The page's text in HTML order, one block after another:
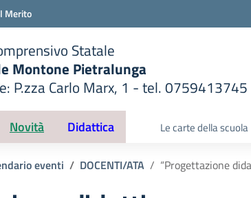
Merito
Statale
Montone Pietralunga
P.zza Carlo Marx, 1 - tel. 0759413745
iniziale della scuola
Novità Didattica Le carte della scuola
eventi DOCENTI/ATA “Progettazione